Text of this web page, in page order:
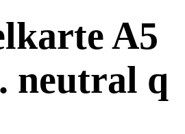
A5
neutral q